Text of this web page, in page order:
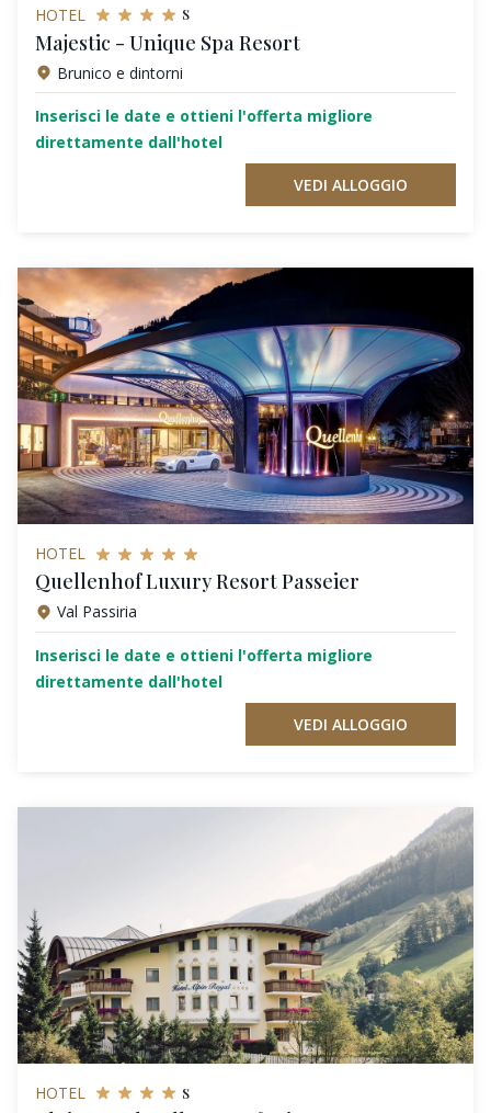
HOTEL s
Majestic - Unique Spa Resort
Brunico e dintorni
Inserisci le date e ottieni l'offerta migliore
direttamente dall'hotel
VEDI ALLOGGIO
HOTEL
Quellenhof Luxury Resort Passeier
Val Passiria
Inserisci le date e ottieni l'offerta migliore
direttamente dall'hotel
VEDI ALLOGGIO
HOTEL s